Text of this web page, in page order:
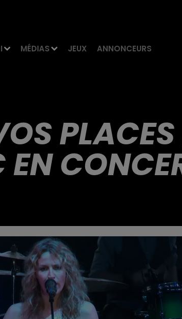
MÉDIAS JEUX ANNONCEURS